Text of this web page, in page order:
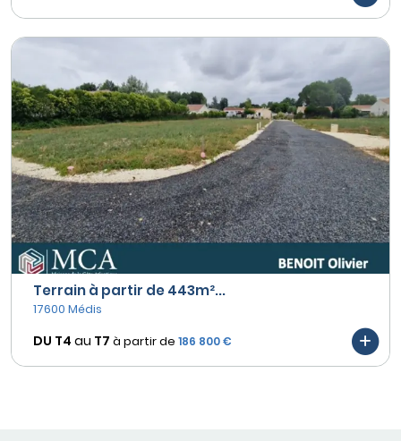
Terrain à partir de 443m²...
17600 Médis
DU T4 au T7 à partir de 186 800 €